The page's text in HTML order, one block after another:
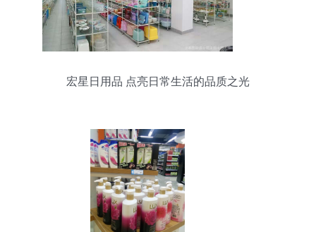
宏星日用品 点亮日常生活的品质之光